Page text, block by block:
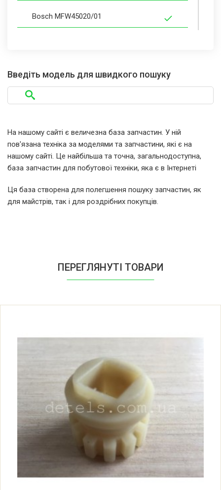
Bosch MFW45020/01
Bosch MFW45120(00)
Bosch MFW45120/01
Bosch MFW66020/01
Bosch MFW66020GB/01
Bosch MFW68640/01
Bosch MFW68660
Bosch MFW68660/01
Bosch MFW68680/01
Введіть модель для швидкого пошуку
На нашому сайті є величезна база запчастин. У ній
пов'язана техніка за моделями та запчастини, які є на
нашому сайті. Це найбільша та точна, загальнодоступна,
база запчастин для побутової техніки, яка є в Інтернеті
Ця база створена для полегшення пошуку запчастин, як
для майстрів, так і для роздрібних покупців.
ПЕРЕГЛЯНУТІ ТОВАРИ